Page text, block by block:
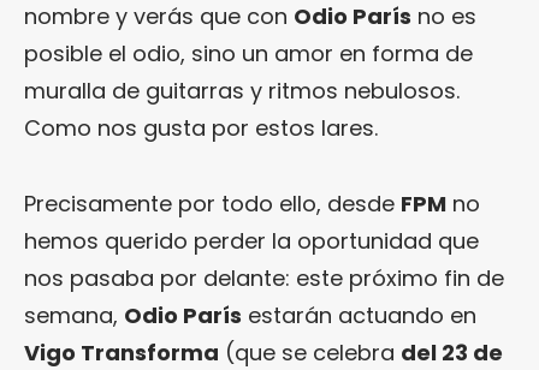
nombre y verás que con Odio París no es
posible el odio, sino un amor en forma de
muralla de guitarras y ritmos nebulosos.
Como nos gusta por estos lares.
Precisamente por todo ello, desde FPM no
hemos querido perder la oportunidad que
nos pasaba por delante: este próximo fin de
semana, Odio París estarán actuando en
Vigo Transforma (que se celebra del 23 de